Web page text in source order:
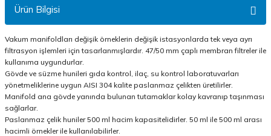
Ürün Bilgisi
Vakum manifoldları değişik örneklerin değişik istasyonlarda tek veya ayrı
filtrasyon işlemleri için tasarlanmışlardır. 47/50 mm çaplı membran filtreler ile
kullanıma uygundurlar.
Gövde ve süzme hunileri gıda kontrol, ilaç, su kontrol laboratuvarları
yönetmeliklerine uygun AISI 304 kalite paslanmaz çelikten üretilirler.
Manifold ana gövde yanında bulunan tutamaklar kolay kavranıp taşınması
sağlarlar.
Paslanmaz çelik huniler 500 ml hacim kapasitelidirler. 50 ml ile 500 ml arası
hacimli örnekler ile kullanılabilirler.